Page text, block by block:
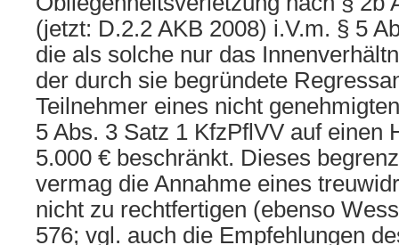
(jetzt: D.2.2 AKB 2008) i.V.m. § 5
die als solche nur das
der durch sie begründete
Teilnehmer eines nicht
5 Abs. 3 Satz 1 KfzPflVV auf einen
5.000 € beschränkt. Dieses
vermag die Annahme eines
nicht zu rechtfertigen (ebenso
576; vgl. auch die Empfehlungen